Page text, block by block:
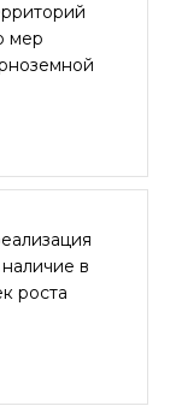
мер
в
роста